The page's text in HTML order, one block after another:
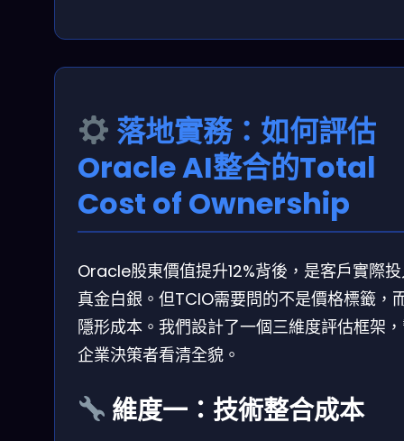
落地實務：如何評估
Oracle AI整合的Total
Cost of Ownership
Oracle股東價值提升12%背後，是客戶實際
真金白銀。但TCIO需要問的不是價格標籤，
隱形成本。我們設計了一個三維度評估框架
企業決策者看清全貌。
維度一：技術整合成本